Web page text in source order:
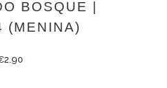
BOSQUE |
(MENINA)
2.90